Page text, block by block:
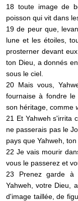
18 toute image de
poisson qui vit dans
19 de peur que,
lune et les étoiles,
prosterner devant
ton Dieu, a donnés
sous le ciel.
20 Mais vous,
fournaise à fondre
son héritage, comme
21 Et Yahweh s'irrita
ne passerais pas le
pays que Yahweh,
22 Je vais mourir
vous le passerez et
23 Prenez garde à
Yahweh, votre Dieu,
d'image taillée, de